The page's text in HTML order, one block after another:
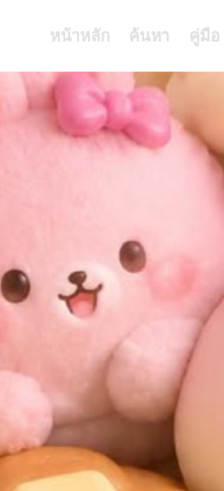
หน้าหลัก ค้นหา คู่มือ